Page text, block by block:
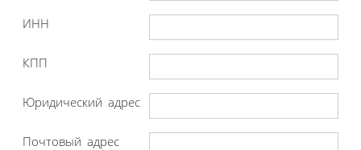
ИНН
КПП
Юридический адрес
Почтовый адрес